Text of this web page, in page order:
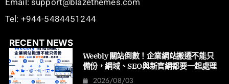
Email: support@blazethemes.com
Tel: +944-5484451244
RECENT NEWS
Weebly 關站倒數！企業網站搬遷不能只
備份，網域、SEO與新官網都要一起處理
2026/08/03